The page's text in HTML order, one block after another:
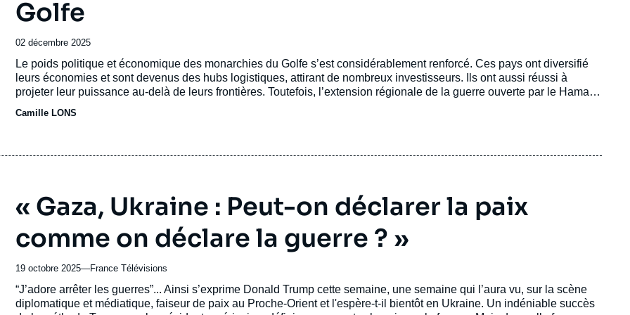
Golfe
Date
de
publication
02 décembre 2025
Accroche
Le poids politique et économique des monarchies du Golfe s’est considérablement renforcé. Ces pays ont diversifié
leurs économies et sont devenus des hubs logistiques, attirant de nombreux investisseurs. Ils ont aussi réussi à
projeter leur puissance au-delà de leurs frontières. Toutefois, l’extension régionale de la guerre ouverte par le Hamas
paraît plus assuré.
Camille LONS
« Gaza, Ukraine : Peut-on déclarer la paix
comme on déclare la guerre ? »
19 octobre 2025—Nom
du
journal,
revue
France Télévisions
Accroche
“J’adore arrêter les guerres”... Ainsi s’exprime Donald Trump cette semaine, une semaine qui l’aura vu, sur la scène
diplomatique et médiatique, faiseur de paix au Proche-Orient et l'espère-t-il bientôt en Ukraine. Un indéniable succès